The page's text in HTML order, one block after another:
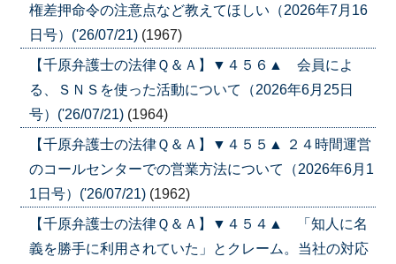
権差押命令の注意点など教えてほしい（2026年7月16
日号）('26/07/21) (1967)
【千原弁護士の法律Ｑ＆Ａ】▼４５６▲ 会員によ
る、ＳＮＳを使った活動について（2026年6月25日
号）('26/07/21) (1964)
【千原弁護士の法律Ｑ＆Ａ】▼４５５▲ ２４時間運営
のコールセンターでの営業方法について（2026年6月1
1日号）('26/07/21) (1962)
【千原弁護士の法律Ｑ＆Ａ】▼４５４▲ 「知人に名
義を勝手に利用されていた」とクレーム。当社の対応